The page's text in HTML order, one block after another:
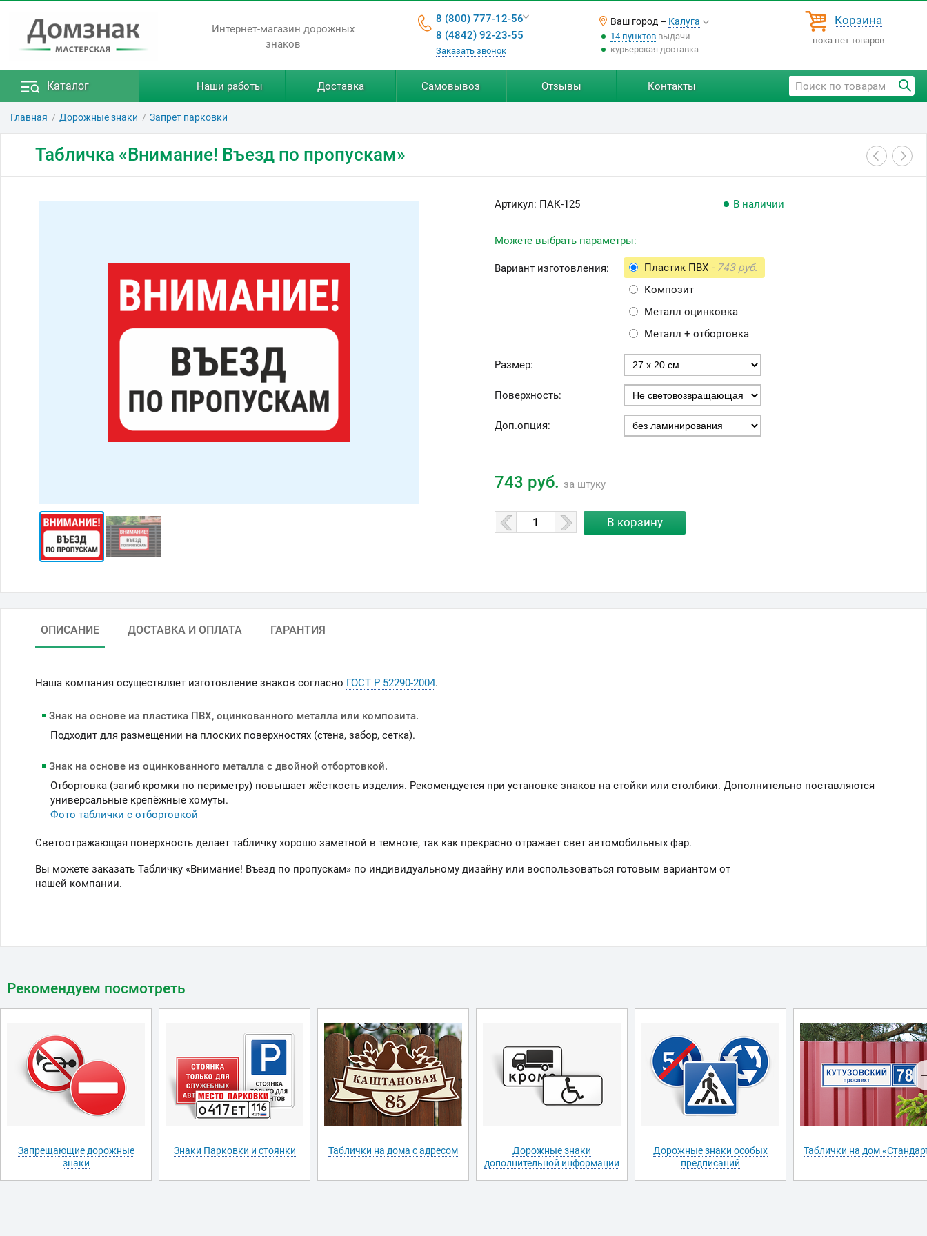
Интернет-магазин дорожных
знаков
8 (800) 777-12-56
8 (4842) 92-23-55
Заказать звонок
Ваш город – Калуга
14 пунктоввыдачи
курьерская доставка
Корзина
пока нет товаров
Каталог Наши работы Доставка Самовывоз Отзывы Контакты
Главная Дорожные знаки Запрет парковки
Табличка «Внимание! Въезд по пропускам»
Артикул: ПАК-125 В наличии
Можете выбрать параметры:
Вариант изготовления: Пластик ПВХ - 743 руб.
Композит
Металл оцинковка
Металл + отбортовка
Размер:
Поверхность:
Доп.опция:
743 руб. за штуку
ОПИСАНИЕ ДОСТАВКА И ОПЛАТА ГАРАНТИЯ
Наша компания осуществляет изготовление знаков согласно ГОСТ Р 52290-2004.
Знак на основе из пластика ПВХ, оцинкованного металла или композита.
Подходит для размещении на плоских поверхностях (стена, забор, сетка).
Знак на основе из оцинкованного металла с двойной отбортовкой.
Отбортовка (загиб кромки по периметру) повышает жёсткость изделия. Рекомендуется при установке знаков на стойки или столбики. Дополнительно поставляются
универсальные крепёжные хомуты.
Фото таблички с отбортовкой
Светоотражающая поверхность делает табличку хорошо заметной в темноте, так как прекрасно отражает свет автомобильных фар.
Вы можете заказать Табличку «Внимание! Въезд по пропускам» по индивидуальному дизайну или воспользоваться готовым вариантом от
нашей компании.
Рекомендуем посмотреть
Запрещающие дорожные
знаки
Знаки Парковки и стоянки Таблички на дома с адресом
Дорожные знаки
дополнительной информации
Дорожные знаки особых
предписаний
Таблички на дом